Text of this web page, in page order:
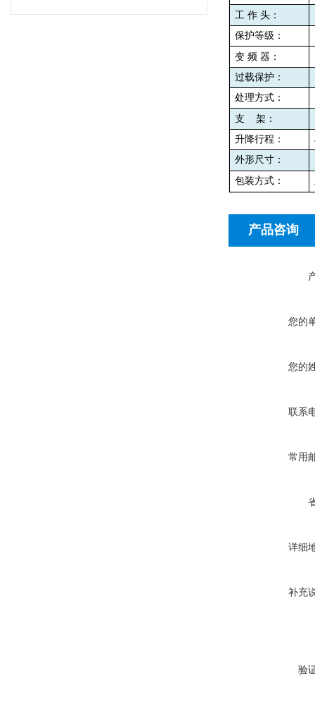
工 作 头：
保护等级：
变 频 器：
过载保护：
处理方式：
支
架：
升降行程：
外形尺寸：
包装方式：
产品咨询
您的
您的
联系
常用
详细
补充
验